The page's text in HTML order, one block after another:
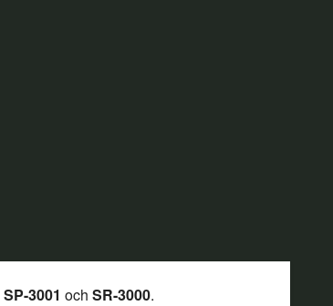
SP-3001 och SR-3000.